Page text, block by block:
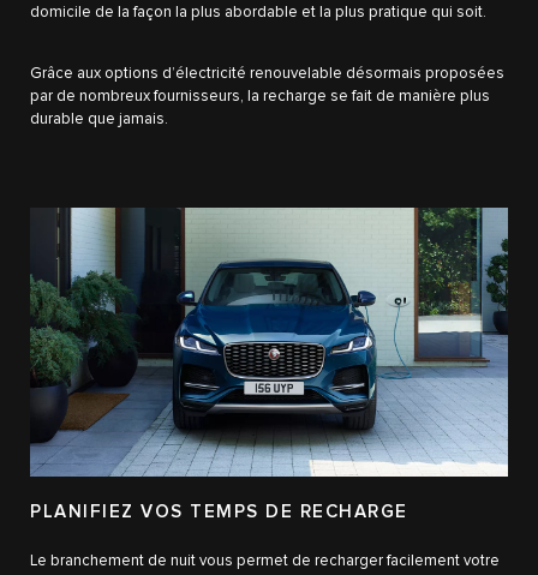
domicile de la façon la plus abordable et la plus pratique qui soit.
Grâce aux options d’électricité renouvelable désormais proposées
par de nombreux fournisseurs, la recharge se fait de manière plus
durable que jamais.
PLANIFIEZ VOS TEMPS DE RECHARGE
Le branchement de nuit vous permet de recharger facilement votre